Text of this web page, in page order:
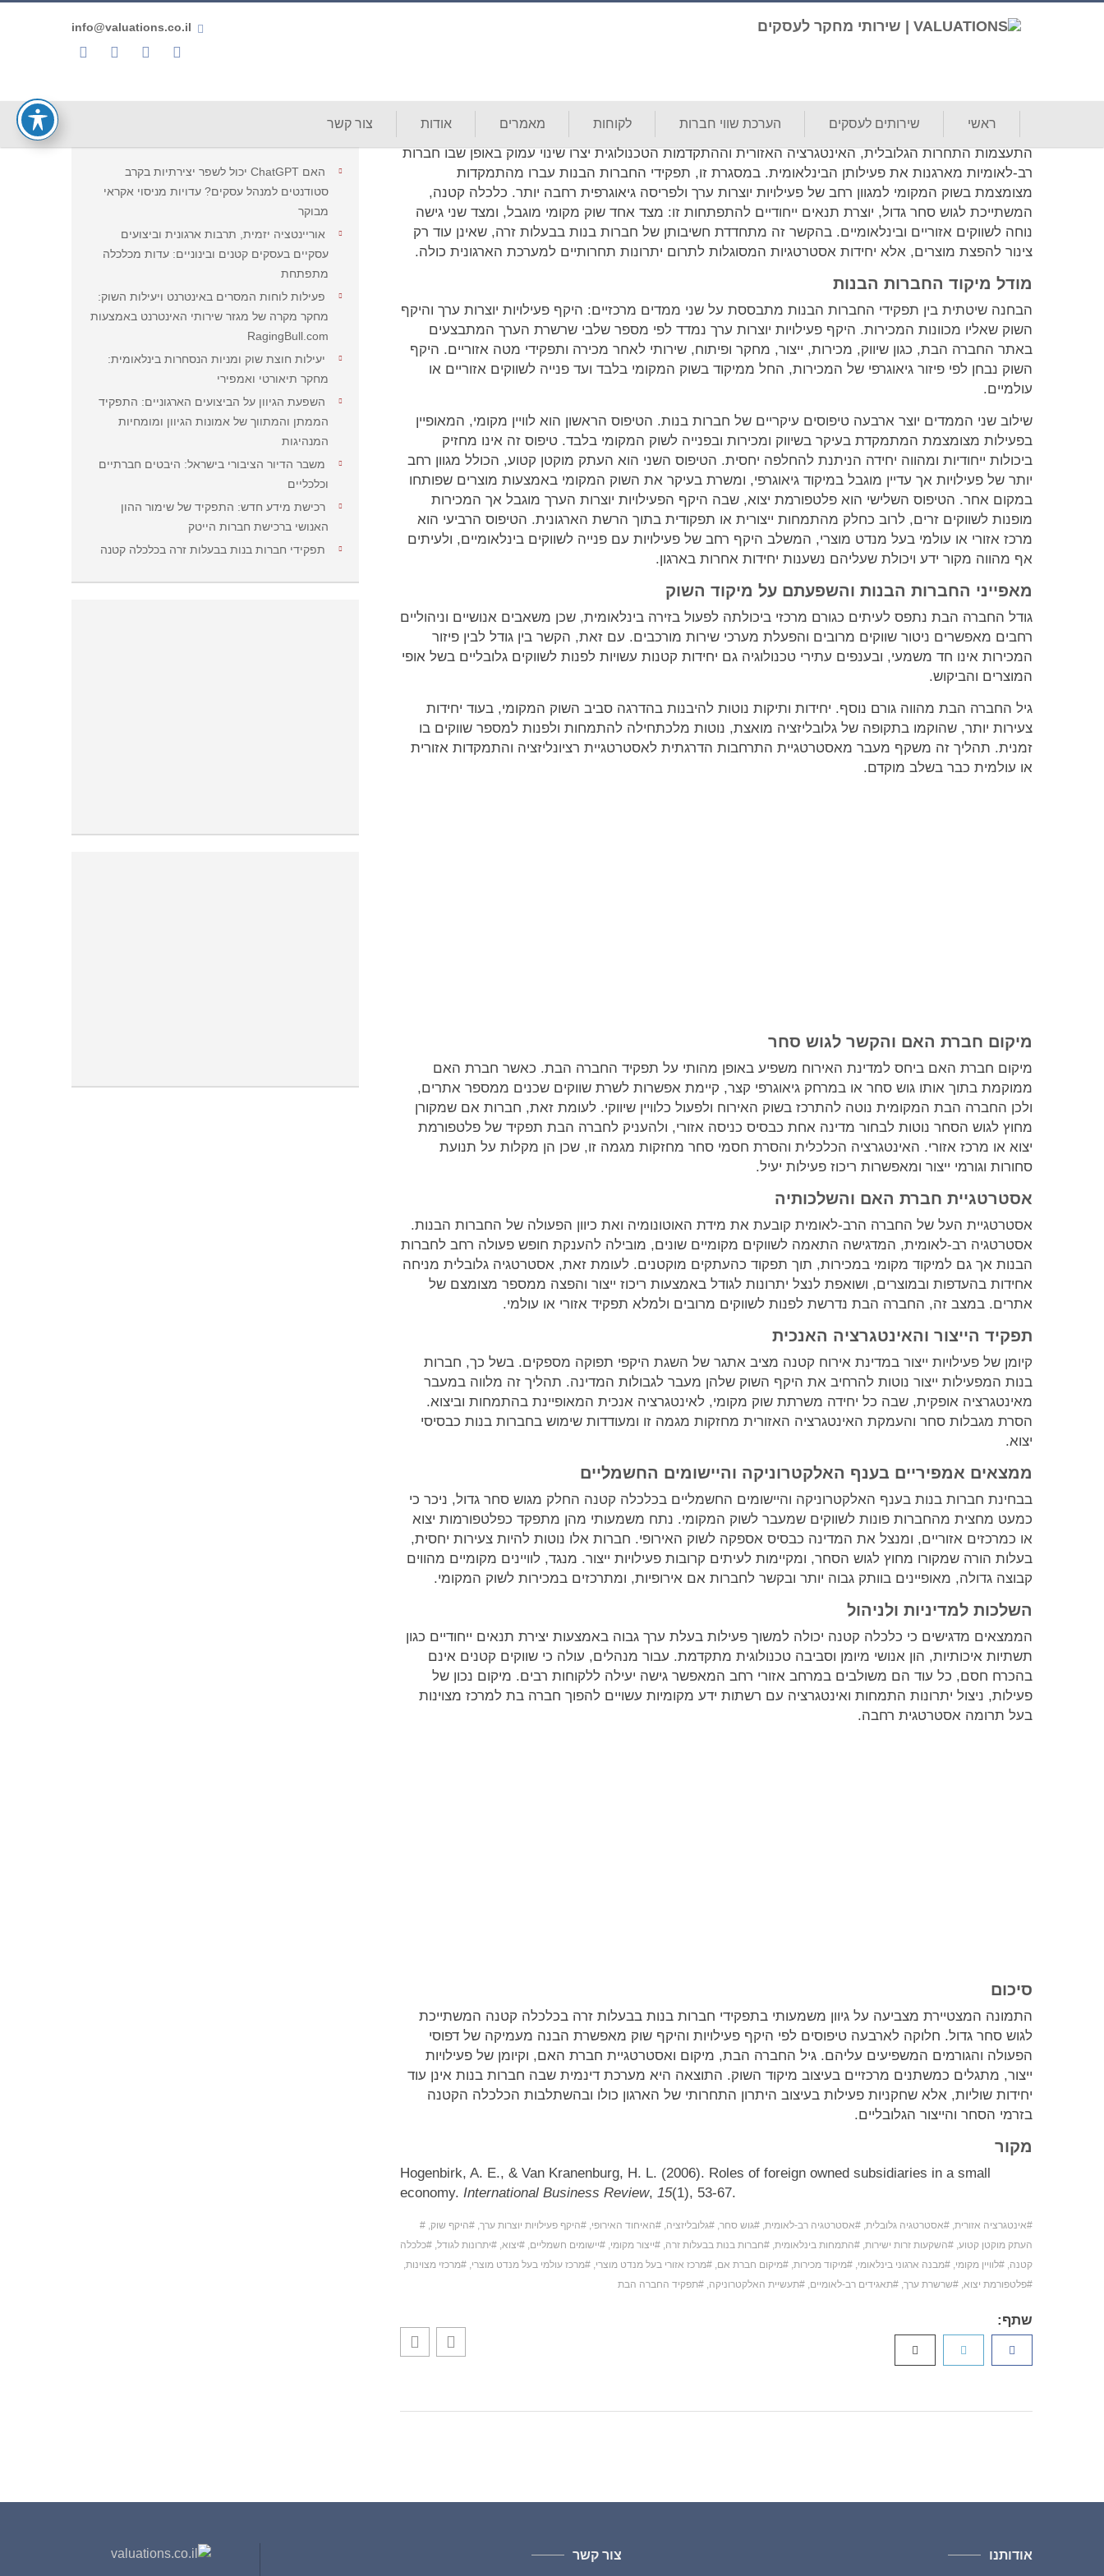
info@valuations.co.il
ראשי שירותים לעסקים הערכת שווי חברות לקוחות מאמרים אודות צור קשר מבוא
התעצמות התחרות הגלובלית, האינטגרציה האזורית וההתקדמות הטכנולוגית יצרו שינוי עמוק באופן שבו חברות
רב-לאומיות מארגנות את פעילותן הבינלאומית. במסגרת זו, תפקידי החברות הבנות עברו מהתמקדות
מצומצמת בשוק המקומי למגוון רחב של פעילויות יוצרות ערך ולפריסה גיאוגרפית רחבה יותר. כלכלה קטנה,
המשתייכת לגוש סחר גדול, יוצרת תנאים ייחודיים להתפתחות זו: מצד אחד שוק מקומי מוגבל, ומצד שני גישה
נוחה לשווקים אזוריים ובינלאומיים. בהקשר זה מתחדדת חשיבותן של חברות בנות בבעלות זרה, שאינן עוד רק
צינור להפצת מוצרים, אלא יחידות אסטרטגיות המסוגלות לתרום יתרונות תחרותיים למערכת הארגונית כולה.
מודל מיקוד החברות הבנות
הבחנה שיטתית בין תפקידי החברות הבנות מתבססת על שני ממדים מרכזיים: היקף פעילויות יוצרות ערך והיקף
השוק שאליו מכוונות המכירות. היקף פעילויות יוצרות ערך נמדד לפי מספר שלבי שרשרת הערך המתבצעים
באתר החברה הבת, כגון שיווק, מכירות, ייצור, מחקר ופיתוח, שירותי לאחר מכירה ותפקידי מטה אזוריים. היקף
השוק נבחן לפי פיזור גיאוגרפי של המכירות, החל ממיקוד בשוק המקומי בלבד ועד פנייה לשווקים אזוריים או
עולמיים.
שילוב שני הממדים יוצר ארבעה טיפוסים עיקריים של חברות בנות. הטיפוס הראשון הוא לוויין מקומי, המאופיין
בפעילות מצומצמת המתמקדת בעיקר בשיווק ומכירות ובפנייה לשוק המקומי בלבד. טיפוס זה אינו מחזיק
ביכולות ייחודיות ומהווה יחידה הניתנת להחלפה יחסית. הטיפוס השני הוא העתק מוקטן קטוע, הכולל מגוון רחב
יותר של פעילויות אך עדיין מוגבל במיקוד גיאוגרפי, ומשרת בעיקר את השוק המקומי באמצעות מוצרים שפותחו
במקום אחר. הטיפוס השלישי הוא פלטפורמת יצוא, שבה היקף הפעילויות יוצרות הערך מוגבל אך המכירות
מופנות לשווקים זרים, לרוב כחלק מהתמחות ייצורית או תפקודית בתוך הרשת הארגונית. הטיפוס הרביעי הוא
מרכז אזורי או עולמי בעל מנדט מוצרי, המשלב היקף רחב של פעילויות עם פנייה לשווקים בינלאומיים, ולעיתים
אף מהווה מקור ידע ויכולת שעליהם נשענות יחידות אחרות בארגון.
מאפייני החברות הבנות והשפעתם על מיקוד השוק
גודל החברה הבת נתפס לעיתים כגורם מרכזי ביכולתה לפעול בזירה בינלאומית, שכן משאבים אנושיים וניהוליים
רחבים מאפשרים ניטור שווקים מרובים והפעלת מערכי שירות מורכבים. עם זאת, הקשר בין גודל לבין פיזור
המכירות אינו חד משמעי, ובענפים עתירי טכנולוגיה גם יחידות קטנות עשויות לפנות לשווקים גלובליים בשל אופי
המוצרים והביקוש.
גיל החברה הבת מהווה גורם נוסף. יחידות ותיקות נוטות להיבנות בהדרגה סביב השוק המקומי, בעוד יחידות
צעירות יותר, שהוקמו בתקופה של גלובליזציה מואצת, נוטות מלכתחילה להתמחות ולפנות למספר שווקים בו
זמנית. תהליך זה משקף מעבר מאסטרטגיית התרחבות הדרגתית לאסטרטגיית רציונליזציה והתמקדות אזורית
או עולמית כבר בשלב מוקדם.
מיקום חברת האם והקשר לגוש סחר
מיקום חברת האם ביחס למדינת האירוח משפיע באופן מהותי על תפקיד החברה הבת. כאשר חברת האם
ממוקמת בתוך אותו גוש סחר או במרחק גיאוגרפי קצר, קיימת אפשרות לשרת שווקים שכנים ממספר אתרים,
ולכן החברה הבת המקומית נוטה להתרכז בשוק האירוח ולפעול כלוויין שיווקי. לעומת זאת, חברות אם שמקורן
מחוץ לגוש הסחר נוטות לבחור מדינה אחת כבסיס כניסה אזורי, ולהעניק לחברה הבת תפקיד של פלטפורמת
יצוא או מרכז אזורי. האינטגרציה הכלכלית והסרת חסמי סחר מחזקות מגמה זו, שכן הן מקלות על תנועת
סחורות וגורמי ייצור ומאפשרות ריכוז פעילות יעיל.
אסטרטגיית חברת האם והשלכותיה
אסטרטגיית העל של החברה הרב-לאומית קובעת את מידת האוטונומיה ואת כיוון הפעולה של החברות הבנות.
אסטרטגיה רב-לאומית, המדגישה התאמה לשווקים מקומיים שונים, מובילה להענקת חופש פעולה רחב לחברות
הבנות אך גם למיקוד מקומי במכירות, תוך תפקוד כהעתקים מוקטנים. לעומת זאת, אסטרטגיה גלובלית מניחה
אחידות בהעדפות ובמוצרים, ושואפת לנצל יתרונות לגודל באמצעות ריכוז ייצור והפצה ממספר מצומצם של
אתרים. במצב זה, החברה הבת נדרשת לפנות לשווקים מרובים ולמלא תפקיד אזורי או עולמי.
תפקיד הייצור והאינטגרציה האנכית
קיומן של פעילויות ייצור במדינת אירוח קטנה מציב אתגר של השגת היקפי תפוקה מספקים. בשל כך, חברות
בנות המפעילות ייצור נוטות להרחיב את היקף השוק שלהן מעבר לגבולות המדינה. תהליך זה מלווה במעבר
מאינטגרציה אופקית, שבה כל יחידה משרתת שוק מקומי, לאינטגרציה אנכית המאופיינת בהתמחות וביצוא.
הסרת מגבלות סחר והעמקת האינטגרציה האזורית מחזקות מגמה זו ומעודדות שימוש בחברות בנות כבסיסי
יצוא.
ממצאים אמפיריים בענף האלקטרוניקה והיישומים החשמליים
בבחינת חברות בנות בענף האלקטרוניקה והיישומים החשמליים בכלכלה קטנה החלק מגוש סחר גדול, ניכר כי
כמעט מחצית מהחברות פונות לשווקים שמעבר לשוק המקומי. נתח משמעותי מהן מתפקד כפלטפורמות יצוא
או כמרכזים אזוריים, ומנצל את המדינה כבסיס אספקה לשוק האירופי. חברות אלו נוטות להיות צעירות יחסית,
בעלות הורה שמקורו מחוץ לגוש הסחר, ומקיימות לעיתים קרובות פעילויות ייצור. מנגד, לוויינים מקומיים מהווים
קבוצה גדולה, מאופיינים בוותק גבוה יותר ובקשר לחברות אם אירופיות, ומתרכזים במכירות לשוק המקומי.
השלכות למדיניות ולניהול
הממצאים מדגישים כי כלכלה קטנה יכולה למשוך פעילות בעלת ערך גבוה באמצעות יצירת תנאים ייחודיים כגון
תשתיות איכותיות, הון אנושי מיומן וסביבה טכנולוגית מתקדמת. עבור מנהלים, עולה כי שווקים קטנים אינם
בהכרח חסם, כל עוד הם משולבים במרחב אזורי רחב המאפשר גישה יעילה ללקוחות רבים. מיקום נכון של
פעילות, ניצול יתרונות התמחות ואינטגרציה עם רשתות ידע מקומיות עשויים להפוך חברה בת למרכז מצוינות
בעל תרומה אסטרטגית רחבה.
סיכום
התמונה המצטיירת מצביעה על גיוון משמעותי בתפקידי חברות בנות בבעלות זרה בכלכלה קטנה המשתייכת
לגוש סחר גדול. חלוקה לארבעה טיפוסים לפי היקף פעילויות והיקף שוק מאפשרת הבנה מעמיקה של דפוסי
הפעולה והגורמים המשפיעים עליהם. גיל החברה הבת, מיקום ואסטרטגיית חברת האם, וקיומן של פעילויות
ייצור, מתגלים כמשתנים מרכזיים בעיצוב מיקוד השוק. התוצאה היא מערכת דינמית שבה חברות בנות אינן עוד
יחידות שוליות, אלא שחקניות פעילות בעיצוב היתרון התחרותי של הארגון כולו ובהשתלבות הכלכלה הקטנה
בזרמי הסחר והייצור הגלובליים.
מקור
Hogenbirk, A. E., & Van Kranenburg, H. L. (2006). Roles of foreign owned subsidiaries in a small
economy. International Business Review, 15(1), 53-67.
אינטגרציה אזורית, אסטרטגיה גלובלית, אסטרטגיה רב-לאומית, גוש סחר, גלובליזציה, האיחוד האירופי, היקף פעילויות יוצרות ערך, היקף שוק,
העתק מוקטן קטוע, השקעות זרות ישירות, התמחות בינלאומית, חברות בנות בבעלות זרה, ייצור מקומי, יישומים חשמליים, יצוא, יתרונות לגודל,
כלכלה
קטנה, לוויין מקומי, מבנה ארגוני בינלאומי, מיקוד מכירות, מיקום חברת אם, מרכז אזורי בעל מנדט מוצרי, מרכז עולמי בעל מנדט מוצרי, מרכזי מצוינות,
פלטפורמת יצוא, שרשרת ערך, תאגידים רב-לאומיים, תעשיית האלקטרוניקה, תפקיד החברה הבת
שתף:
האם ChatGPT יכול לשפר יצירתיות בקרב
סטודנטים למנהל עסקים? עדויות מניסוי אקראי
מבוקר
אוריינטציה יזמית, תרבות ארגונית וביצועים
עסקיים בעסקים קטנים ובינוניים: עדות מכלכלה
מתפתחת
פעילות לוחות המסרים באינטרנט ויעילות השוק:
מחקר מקרה של מגזר שירותי האינטרנט באמצעות
RagingBull.com
יעילות חוצת שוק ומניות הנסחרות בינלאומית:
מחקר תיאורטי ואמפירי
השפעת הגיוון על הביצועים הארגוניים: התפקיד
הממתן והמתווך של אמונות הגיוון ומומחיות
המנהיגות
משבר הדיור הציבורי בישראל: היבטים חברתיים
וכלכליים
רכישת מידע חדש: התפקיד של שימור ההון
האנושי ברכישת חברות הייטק
תפקידי חברות בנות בבעלות זרה בכלכלה קטנה
אודותנו צור קשר